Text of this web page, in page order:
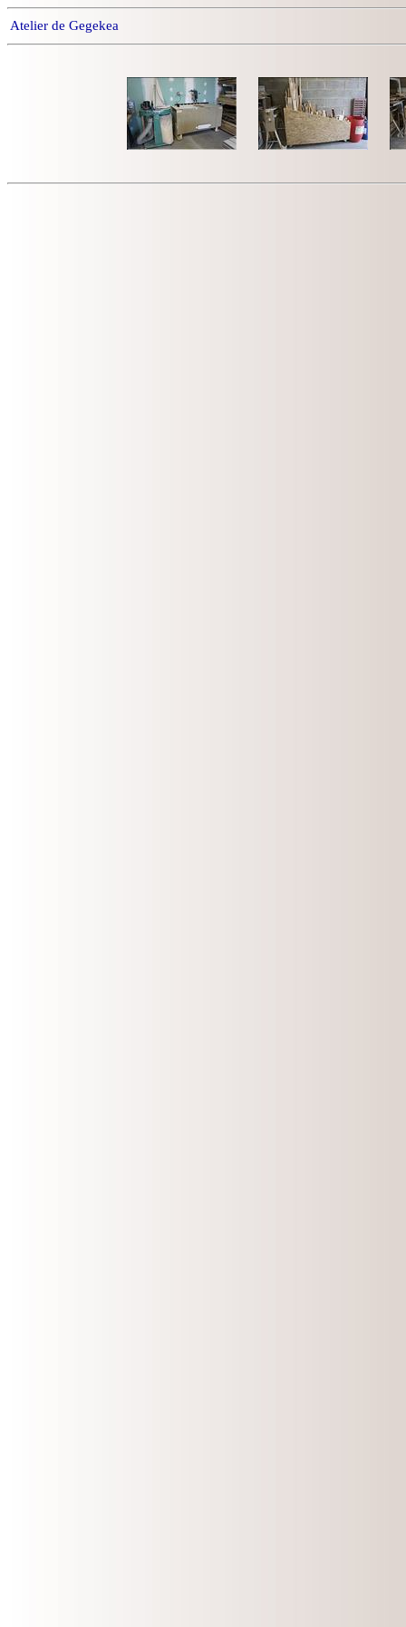
Atelier de Gegekea